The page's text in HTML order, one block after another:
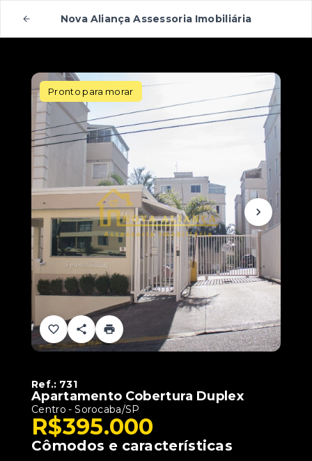
Nova Aliança Assessoria Imobiliária
Pronto para morar
Ref.: 731
Apartamento Cobertura Duplex
Centro - Sorocaba/SP
R$395.000
Cômodos e características